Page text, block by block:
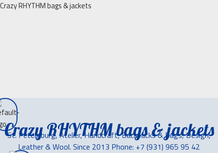
Перейти
Crazy RHYTHM bags & jackets
Crazy RHYTHM bags & jackets
St. Petersburg, Atelier, Handcraft, Backpacks & Bags, Design,
Leather & Wool. Since 2013 Phone: +7 (931) 965 95 42